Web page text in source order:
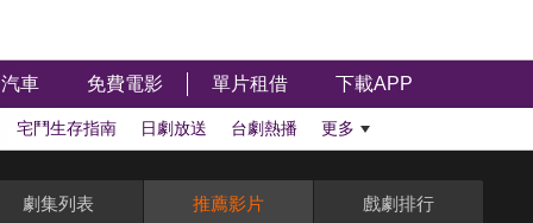
汽車 免費電影 單片租借 下載APP
宅鬥生存指南 日劇放送 台劇熱播 更多
劇集列表 推薦影片 戲劇排行